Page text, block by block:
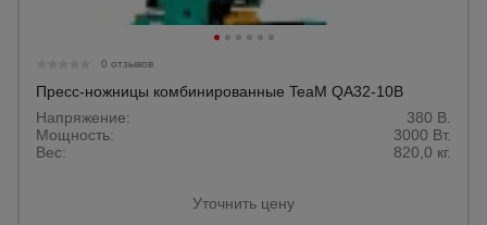
0 отзывов
Пресс-ножницы комбинированные TeaM QA32-10B
Напряжение:
380 В.
Мощность:
3000 Вт.
Вес:
820,0 кг.
Уточнить цену